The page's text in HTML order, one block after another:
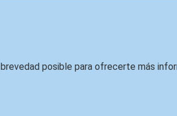
posible para ofrecerte más